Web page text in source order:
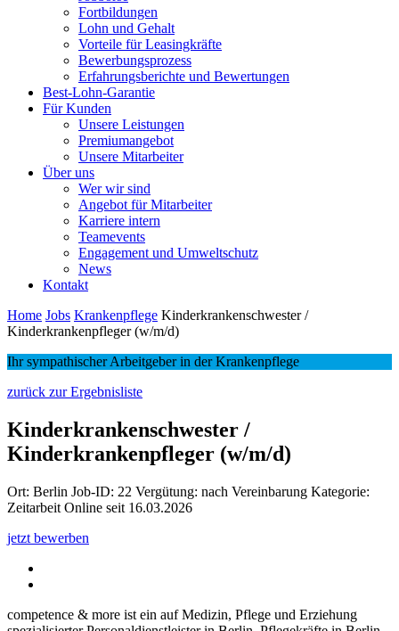
Fortbildungen
Lohn und Gehalt
Vorteile für Leasingkräfte
Bewerbungsprozess
Erfahrungsberichte und Bewertungen
Best-Lohn-Garantie
Für Kunden
Unsere Leistungen
Premiumangebot
Unsere Mitarbeiter
Über uns
Wer wir sind
Angebot für Mitarbeiter
Karriere intern
Teamevents
Engagement und Umweltschutz
News
Kontakt
Home Jobs Krankenpflege Kinderkrankenschwester /
Kinderkrankenpfleger (w/m/d)
Ihr sympathischer Arbeitgeber in der Krankenpflege
zurück zur Ergebnisliste
Kinderkrankenschwester /
Kinderkrankenpfleger (w/m/d)
Ort: Berlin Job-ID: 22 Vergütung: nach Vereinbarung Kategorie:
Zeitarbeit Online seit 16.03.2026
jetzt bewerben
competence & more ist ein auf Medizin, Pflege und Erziehung